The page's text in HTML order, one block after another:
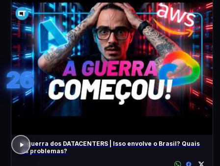
26
A guerra dos DATACENTERS | Isso envolve o Brasil? Quais
os problemas?